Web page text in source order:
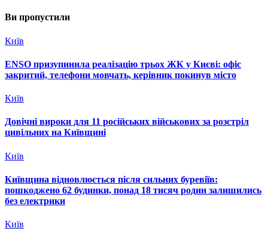
Ви пропустили
Київ
ENSO призупинила реалізацію трьох ЖК у Києві: офіс
закритий, телефони мовчать, керівник покинув місто
Київ
Довічні вироки для 11 російських військових за розстріл
цивільних на Київщині
Київ
Київщина відновлюється після сильних буревіїв:
пошкоджено 62 будинки, понад 18 тисяч родин залишились
без електрики
Київ